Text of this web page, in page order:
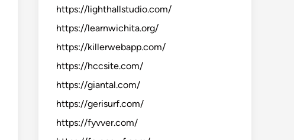
https://lighthallstudio.com/
https://learnwichita.org/
https://killerwebapp.com/
https://hccsite.com/
https://giantal.com/
https://gerisurf.com/
https://fyvver.com/